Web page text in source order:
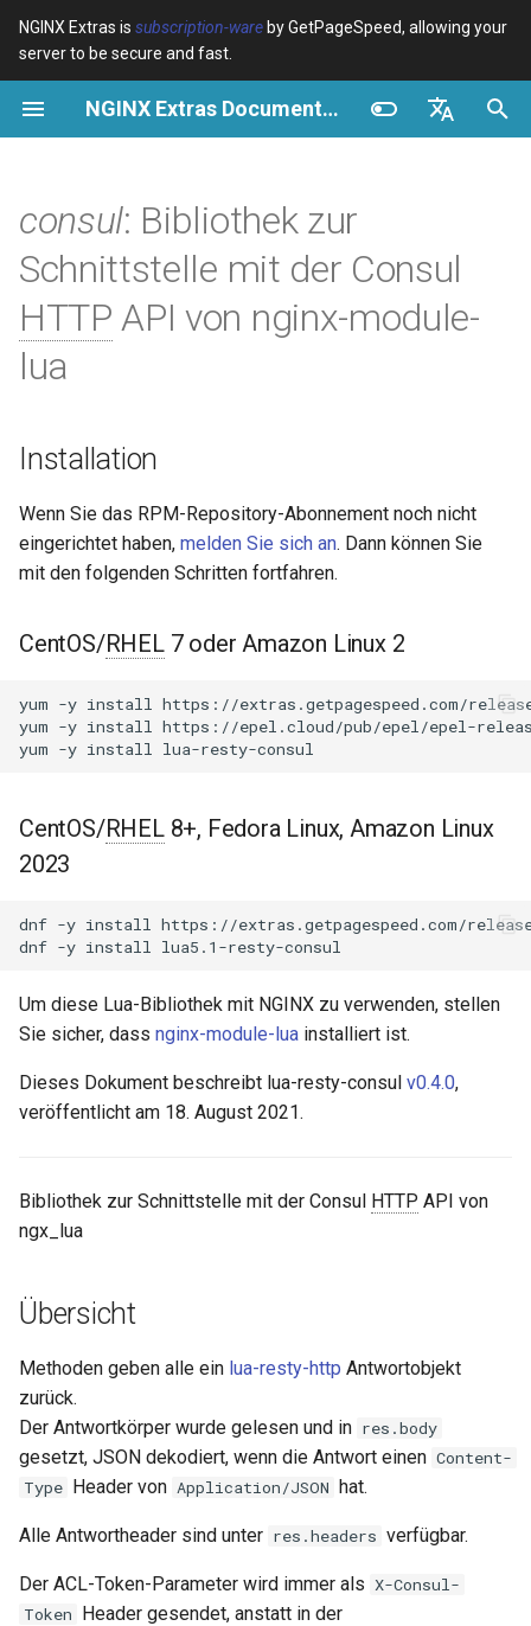
NGINX Extras is subscription-ware by GetPageSpeed, allowing your
server to be secure and fast.
NGINX Extras Documentation
Português (Brasil)
Français
S
u
r
n
i
i
l
i
r
device-type Variables
Examples
Troubleshooting
geoip2
Directives
Examples
Troubleshooting
pagespeed
accept-language
access-control
acme
auth-digest
auth-ldap
auth-pam
auth-totp
aws-auth
brotli
captcha
cgi
combined-upstreams
compression-normalize
concat
CentOS/RHEL 7 oder
CentOS/RHEL 8+, Fedora
Linux, Amazon Linux 2023
Grundlegende Methoden
new
get
get_client_body_reader
Hilfsfunktionen
put_key
delete
Transaktionshilfe
GitHub
Cache
cPanel EA4 - Proxy Cache
Leistung
Sicherheit
RHEL/CentOS wählen
NGINX-MOD - Verbesserte
NGINX mit HTTP/3, HPACK &
Gesundheitsprüfungen für
RHEL
Installation auf RHEL, CentOS
& Rocky Linux
NGINX-Module für das Plesk-
Control-Panel - RPM-Pakete
Verwandle ea-nginx in eine
Sicherheitsmacht
NGINX HTTP/3 QUIC
für RHEL & CentOS
Angie Web Server -
Rocky Linux & AlmaLinux
consul: Bibliothek zur
Schnittstelle mit der Consul
HTTP API von nginx-module-
lua
Installation
Wenn Sie das RPM-Repository-Abonnement noch nicht
eingerichtet haben, melden Sie sich an. Dann können Sie
mit den folgenden Schritten fortfahren.
CentOS/RHEL7 oder Amazon Linux 2
yum -y install
https://extras.getpagespeed.com/
yum -y install
https://epel.cloud/pub/epel/epel-
yum -y install
CentOS/RHEL8+, Fedora Linux, Amazon Linux
2023
dnf -y install
https://extras.getpagespeed.com/
dnf -y install
Um diese Lua-Bibliothek mit NGINX zu verwenden, stellen
Sie sicher, dass nginx-module-lua installiert ist.
Dieses Dokument beschreibt lua-resty-consul v0.4.0,
veröffentlicht am 18. August 2021.
Bibliothek zur Schnittstelle mit der Consul HTTP API von
ngx_lua
Übersicht
Methoden geben alle ein lua-resty-http Antwortobjekt
zurück.
Der Antwortkörper wurde gelesen und in res.body
gesetzt, JSON dekodiert, wenn die Antwort einen Content-
Type Header von Application/JSON hat.
Alle Antwortheader sind unter res.headers verfügbar.
Der ACL-Token-Parameter wird immer als X-Consul-
Token Header gesendet, anstatt in der